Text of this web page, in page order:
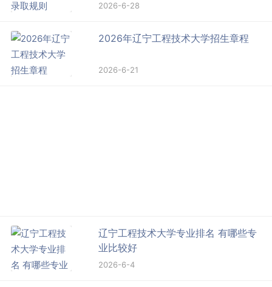
2026-6-28
2026年辽宁工程技术大学招生章程
2026-6-21
辽宁工程技术大学专业排名 有哪些专
业比较好
2026-6-4